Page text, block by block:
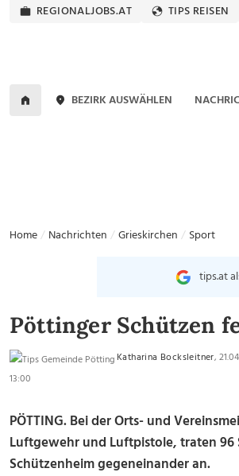
REGIONALJOBS.AT TIPS REISEN
BEZIRK AUSWÄHLEN
Home Nachrichten Grieskirchen Sport
tips.at
Pöttinger Schützen
Katharina Bocksleitner,
13:00
PÖTTING.Bei der Orts- und
Luftgewehr und Luftpistole, traten 96
Schützenheim gegeneinander an.